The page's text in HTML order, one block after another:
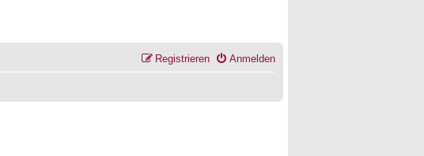
Anmelden
Registrieren